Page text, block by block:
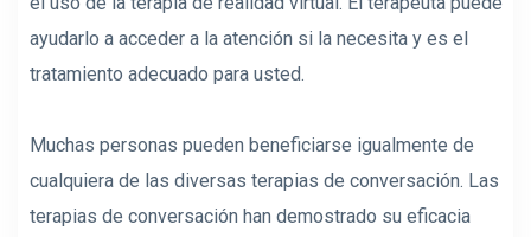
ayudarlo a acceder a la atención si la necesita y es el
tratamiento adecuado para usted.
Muchas personas pueden beneficiarse igualmente de
cualquiera de las diversas terapias de conversación. Las
terapias de conversación han demostrado su eficacia